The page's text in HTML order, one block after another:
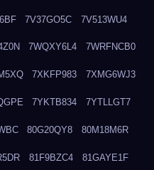
7V37GO5C 7V513WU4
7WQXY6L4 7WRFNCB0
7XKFP983 7XMG6WJ3
7YKTB834 7YTLLGT7
80G20QY8 80M18M6R
81F9BZC4 81GAYE1F